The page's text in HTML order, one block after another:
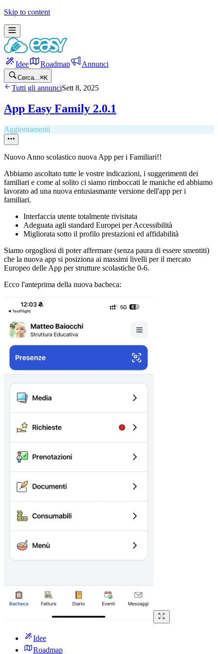
Skip to content
Idee Roadmap Annunci
Cerca...⌘K
Tutti gli annunciSett 8, 2025
App Easy Family 2.0.1
Aggiornamenti
Nuovo Anno scolastico nuova App per i Familiari!!
Abbiamo ascoltato tutte le vostre indicazioni, i suggerimenti dei
familiari e come al solito ci siamo rimboccati le maniche ed abbiamo
lavorato ad una nuova entusiasmante versione dell'app per i
familiari.
Interfaccia utente totalmente rivisitata
Adeguata agli standard Europei per Accessibilità
Migliorata sotto il profilo prestazioni ed affidabilità
Siamo orgogliosi di poter affermare (senza paura di essere smentiti)
che la nuova app si posiziona ai massimi livelli per il mercato
Europeo delle App per strutture scolastiche 0-6.
Ecco l'anteprima della nuova bacheca:
Idee
Roadmap